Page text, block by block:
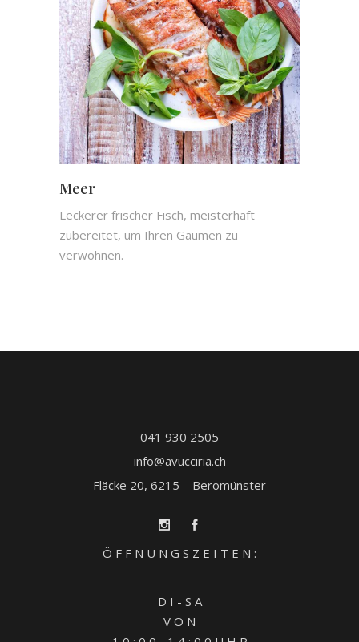
Meer
Leckerer frischer Fisch, meisterhaft
zubereitet, um Ihren Gaumen zu
verwöhnen.
041 930 2505
info@avucciria.ch
Fläcke 20, 6215 – Beromünster
Ö F F N U N G S Z E I T E N :
D I - S A
V O N